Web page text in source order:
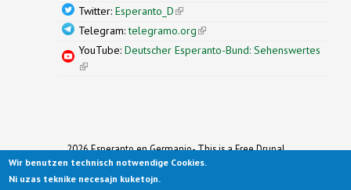
Twitter: Esperanto_D(link is external)
Telegram:telegramo.org(link is external)
YouTube: Deutscher Esperanto-Bund: Sehenswertes
(link is external)
2026 Esperanto en Germanio- This is a Free Drupal
Theme
Ported to Drupal for the Open Source Community by
Wir benutzen technisch notwendige Cookies.
Ni uzas teknike necesajn kuketojn.